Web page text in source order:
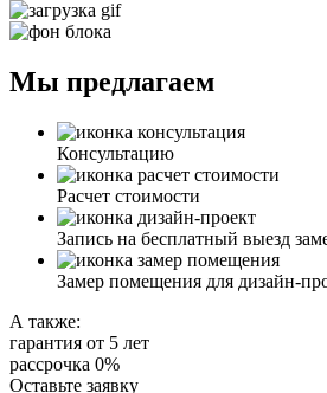
Мы предлагаем
Консультацию
Расчет стоимости
Запись на бесплатный выезд
Замер помещения для дизайн-
А также:
гарантия от 5 лет
рассрочка 0%
Оставьте заявку